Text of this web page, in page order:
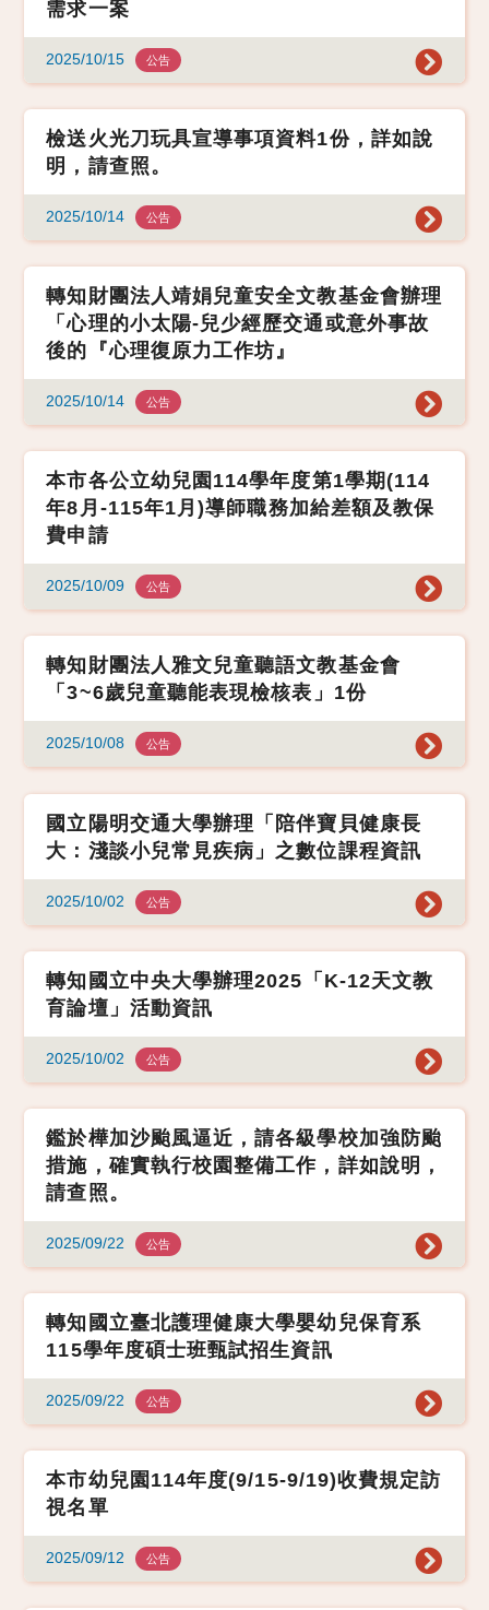
需求一案
2025/10/15 公告
檢送火光刀玩具宣導事項資料1份，詳如說
明，請查照。
2025/10/14 公告
轉知財團法人靖娟兒童安全文教基金會辦理
「心理的小太陽-兒少經歷交通或意外事故
後的『心理復原力工作坊』
2025/10/14 公告
本市各公立幼兒園114學年度第1學期(114
年8月-115年1月)導師職務加給差額及教保
費申請
2025/10/09 公告
轉知財團法人雅文兒童聽語文教基金會
「3~6歲兒童聽能表現檢核表」1份
2025/10/08 公告
國立陽明交通大學辦理「陪伴寶貝健康長
大：淺談小兒常見疾病」之數位課程資訊
2025/10/02 公告
轉知國立中央大學辦理2025「K-12天文教
育論壇」活動資訊
2025/10/02 公告
鑑於樺加沙颱風逼近，請各級學校加強防颱
措施，確實執行校園整備工作，詳如說明，
請查照。
2025/09/22 公告
轉知國立臺北護理健康大學嬰幼兒保育系
115學年度碩士班甄試招生資訊
2025/09/22 公告
本市幼兒園114年度(9/15-9/19)收費規定訪
視名單
2025/09/12 公告